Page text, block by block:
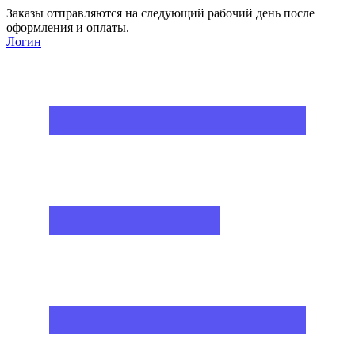
Заказы отправляются на следующий рабочий день после
оформления и оплаты.
Логин